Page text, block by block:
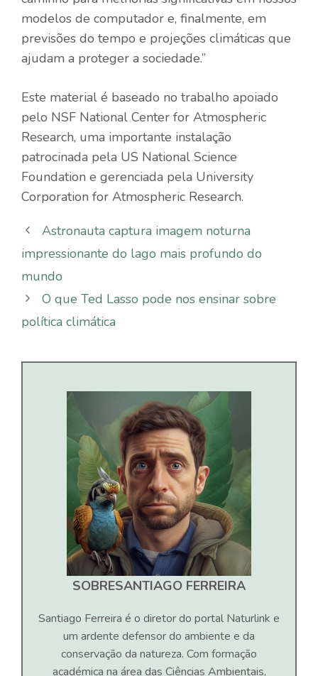
modelos de computador e, finalmente, em
previsões do tempo e projeções climáticas que
ajudam a proteger a sociedade.”
Este material é baseado no trabalho apoiado
pelo NSF National Center for Atmospheric
Research, uma importante instalação
patrocinada pela US National Science
Foundation e gerenciada pela University
Corporation for Atmospheric Research.
Astronauta captura imagem noturna
impressionante do lago mais profundo do
mundo
O que Ted Lasso pode nos ensinar sobre
política climática
SOBRESANTIAGO FERREIRA
Santiago Ferreira é o diretor do portal Naturlink e
um ardente defensor do ambiente e da
conservação da natureza. Com formação
académica na área das Ciências Ambientais,